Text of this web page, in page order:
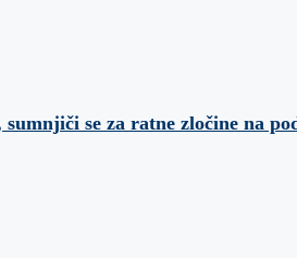
se za ratne zločine na